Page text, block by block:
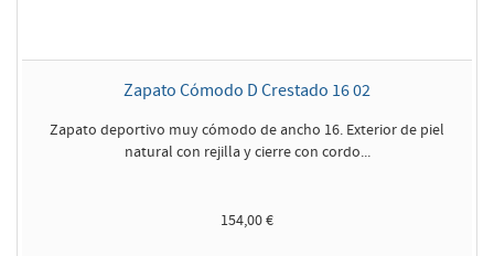
Zapato Cómodo D Crestado 16 02
Zapato deportivo muy cómodo de ancho 16. Exterior de piel
natural con rejilla y cierre con cordo...
154,00 €